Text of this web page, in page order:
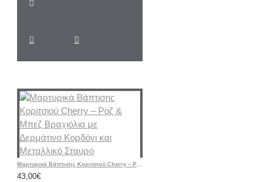
Μαρτυρικά Βάπτισης Κοριτσιού Cherry – Ροζ & Μπεζ Βραχιόλια με Δερμάτινο Κορδόνι και Μεταλλικό Σταυρό
43,00€